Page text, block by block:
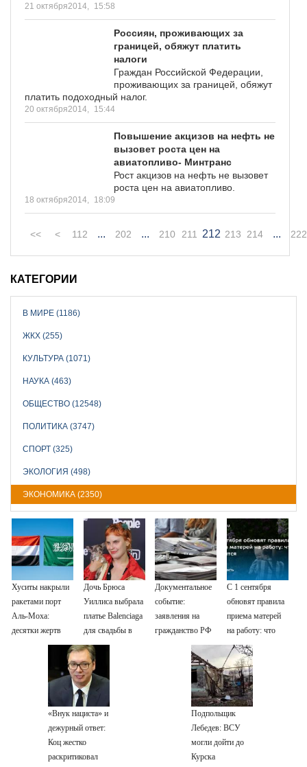
21 октября2014, 15:58
Россиян, проживающих за
границей, обяжут платить
налоги
Граждан Российской Федерации,
проживающих за границей, обяжут
платить подоходный налог.
20 октября2014, 15:44
Повышение акцизов на нефть не
вызовет роста цен на
авиатопливо- Минтранс
Рост акцизов на нефть не вызовет
роста цен на авиатопливо.
18 октября2014, 18:09
<< < 112 ... 202 ... 210 211 212 213 214 ... 222
КАТЕГОРИИ
В МИРЕ (1186)
ЖКХ (255)
КУЛЬТУРА (1071)
НАУКА (463)
ОБЩЕСТВО (12548)
ПОЛИТИКА (3747)
СПОРТ (325)
ЭКОЛОГИЯ (498)
ЭКОНОМИКА (2350)
Хуситы накрыли
ракетами порт
Аль-Моха:
десятки жертв
Дочь Брюса
Уиллиса выбрала
платье Balenciaga
для свадьбы в
Сан-Вэлли
Документальное
событие:
заявления на
гражданство РФ
подали уже более
60 тыс. жителей
С 1 сентября
обновят правила
приема матерей
на работу: что
изменится
«Внук нациста» и
дежурный ответ:
Коц жестко
раскритиковал
Подпольщик
Лебедев: ВСУ
могли дойти до
Курска